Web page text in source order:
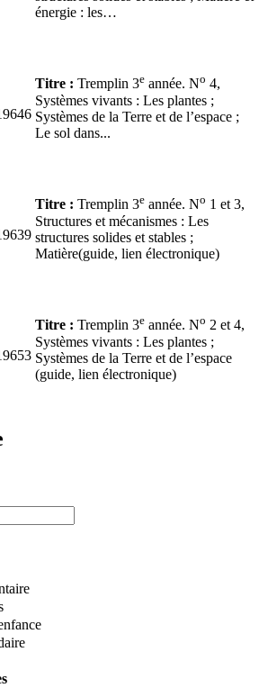
énergie : les…
Titre : Tremplin 3e année. No 4,
Systèmes vivants : Les plantes ;
Systèmes de la Terre et de l’espace ;
Le sol dans...
Titre : Tremplin 3e année. No 1 et 3,
Structures et mécanismes : Les
structures solides et stables ;
Matière(guide, lien électronique)
Titre : Tremplin 3e année. No 2 et 4,
Systèmes vivants : Les plantes ;
Systèmes de la Terre et de l’espace
(guide, lien électronique)